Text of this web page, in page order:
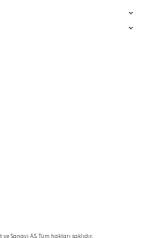
Sanayi A.Ş. Tüm hakları saklıdır.